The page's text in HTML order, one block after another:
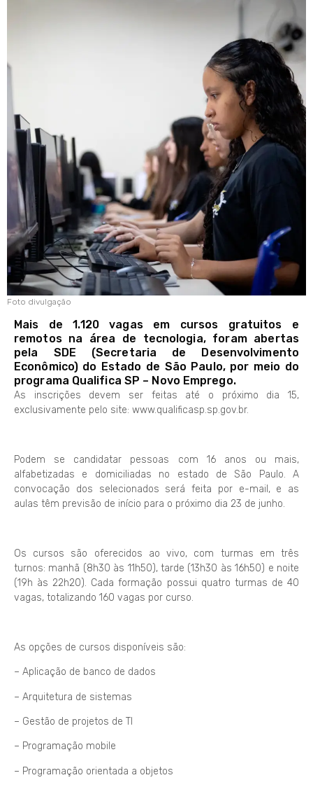
Foto divulgação
Mais de 1.120 vagas em cursos gratuitos e
remotos na área de tecnologia, foram abertas
pela SDE (Secretaria de Desenvolvimento
Econômico) do Estado de São Paulo, por meio do
programa Qualifica SP – Novo Emprego.
As inscrições devem ser feitas até o próximo dia 15,
exclusivamente pelo site: www.qualificasp.sp.gov.br.
Podem se candidatar pessoas com 16 anos ou mais,
alfabetizadas e domiciliadas no estado de São Paulo. A
convocação dos selecionados será feita por e-mail, e as
aulas têm previsão de início para o próximo dia 23 de junho.
Os cursos são oferecidos ao vivo, com turmas em três
turnos: manhã (8h30 às 11h50), tarde (13h30 às 16h50) e noite
(19h às 22h20). Cada formação possui quatro turmas de 40
vagas, totalizando 160 vagas por curso.
As opções de cursos disponíveis são:
– Aplicação de banco de dados
– Arquitetura de sistemas
– Gestão de projetos de TI
– Programação mobile
– Programação orientada a objetos